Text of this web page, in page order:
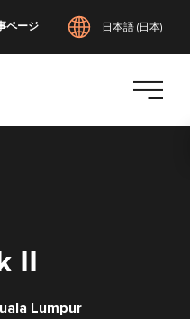
ページ 日本語 (日本)
II
Lumpur